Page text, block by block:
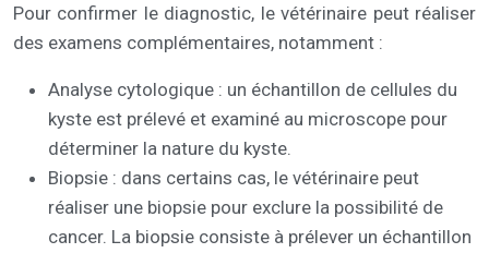
Pour confirmer le diagnostic, le vétérinaire peut réaliser
des examens complémentaires, notamment :
Analyse cytologique : un échantillon de cellules du
kyste est prélevé et examiné au microscope pour
déterminer la nature du kyste.
Biopsie : dans certains cas, le vétérinaire peut
réaliser une biopsie pour exclure la possibilité de
cancer. La biopsie consiste à prélever un échantillon